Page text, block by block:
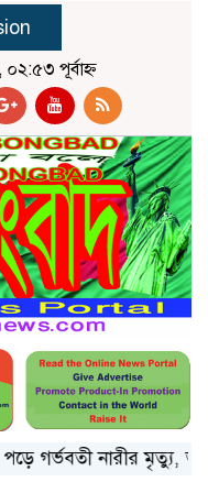
পূর্বাহ্ন
গর্ভবতী নারীর মৃত্যু,